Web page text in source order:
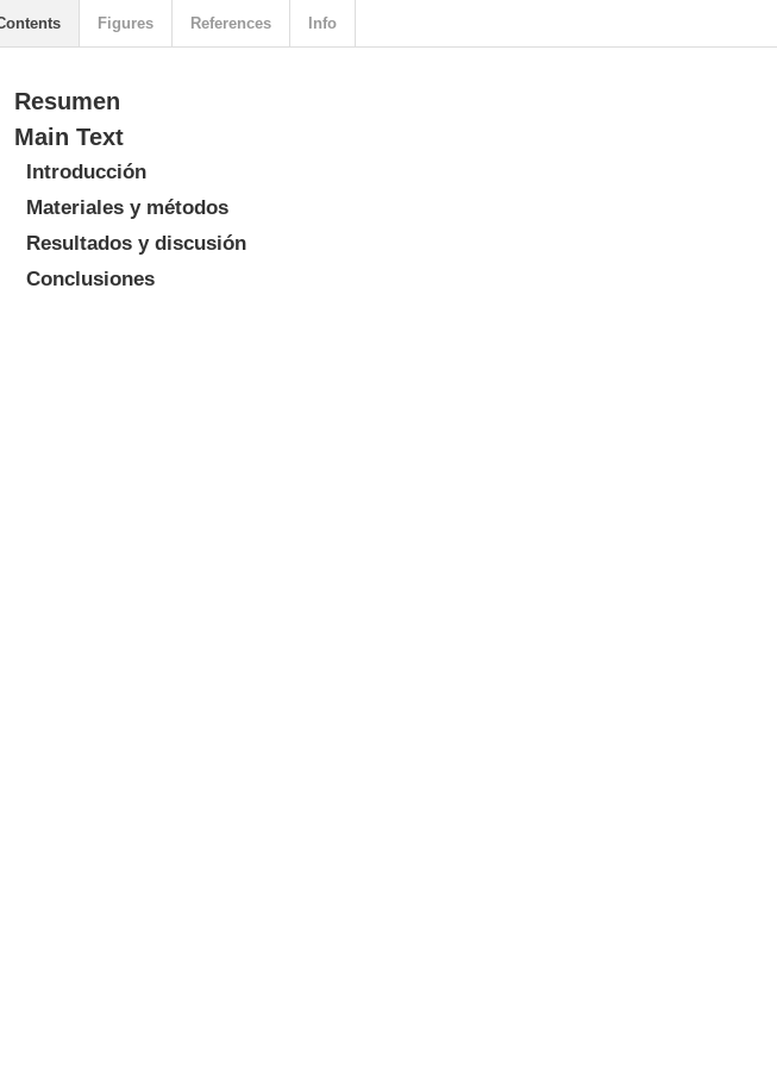
Resumen
Main Text
Introducción
Materiales y métodos
Resultados y discusión
Conclusiones
Figures References Info